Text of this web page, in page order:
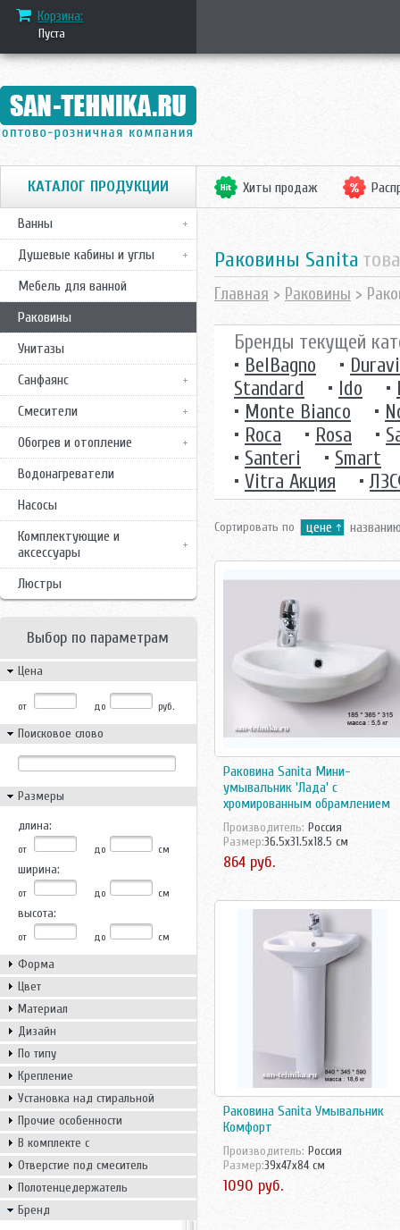
Корзина:
Пуста
КАТАЛОГ ПРОДУКЦИИ
Ванны
Душевые кабины и углы
Мебель для ванной
Раковины
Унитазы
Санфаянс
Смесители
Обогрев и отопление
Водонагреватели
Насосы
Комплектующие и
аксессуары
Люстры
Выбор по параметрам
Цена
от до руб.
Поисковое слово
Размеры
длина:
от до см
ширина:
от до см
высота:
от до см
Форма
Цвет
Материал
Дизайн
По типу
Крепление
Установка над стиральной
машиной
Прочие особенности
В комплекте с
Отверстие под смеситель
Полотенцедержатель
Бренд
Хиты продаж
Раковины Sanita
Главная > Раковины >
Бренды текущей
• BelBagno •
Standard
• Ido •
• Monte Bianco •
• Roca • Rosa •
• Santeri • Smart
• Vitra Акция •
Сортировать по цене
Раковина Sanita Мини-
умывальник 'Лада' c
хромированным обрамлением
Производитель: Россия
Размер:36.5x31.5x18.5 см
864 руб.
Раковина Sanita Умывальник
Комфорт
Производитель: Россия
Размер:39x47x84 см
1090 руб.